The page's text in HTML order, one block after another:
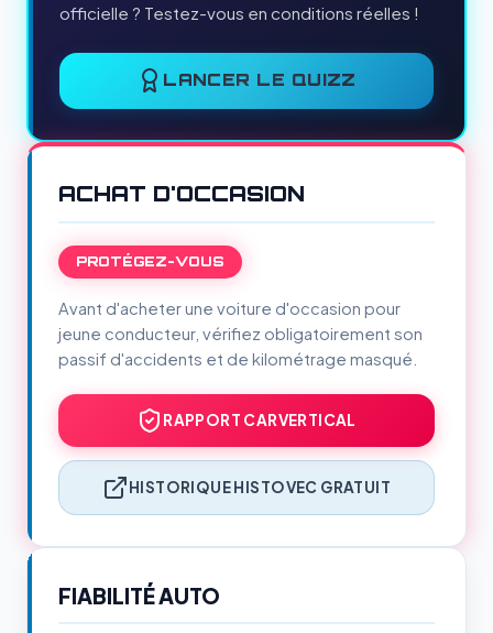
officielle ? Testez-vous en conditions réelles !
LANCER LE QUIZZ
ACHAT D'OCCASION
PROTÉGEZ-VOUS
Avant d'acheter une voiture d'occasion pour
jeune conducteur, vérifiez obligatoirement son
passif d'accidents et de kilométrage masqué.
RAPPORT CARVERTICAL
HISTORIQUE HISTOVEC GRATUIT
FIABILITÉ AUTO